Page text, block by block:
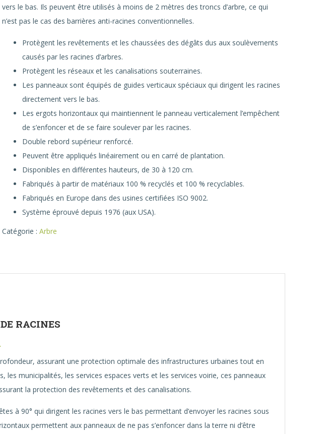
vers le bas. Ils peuvent être utilisés à moins de 2 mètres des troncs d’arbre, ce qui
n’est pas le cas des barrières anti-racines conventionnelles.
Protègent les revêtements et les chaussées des dégâts dus aux soulèvements
causés par les racines d’arbres.
Protègent les réseaux et les canalisations souterraines.
Les panneaux sont équipés de guides verticaux spéciaux qui dirigent les racines
directement vers le bas.
Les ergots horizontaux qui maintiennent le panneau verticalement l’empêchent
de s’enfoncer et de se faire soulever par les racines.
Double rebord supérieur renforcé.
Peuvent être appliqués linéairement ou en carré de plantation.
Disponibles en différentes hauteurs, de 30 à 120 cm.
Fabriqués à partir de matériaux 100 % recyclés et 100 % recyclables.
Fabriqués en Europe dans des usines certifiées ISO 9002.
Système éprouvé depuis 1976 (aux USA).
Catégorie :Arbre
RACINES
assurant une protection optimale des infrastructures urbaines tout en
municipalités, les services espaces verts et les services voirie, ces panneaux
la protection des revêtements et des canalisations.
à 90° qui dirigent les racines vers le bas permettant d’envoyer les racines sous
permettent aux panneaux de ne pas s’enfoncer dans la terre ni d’être